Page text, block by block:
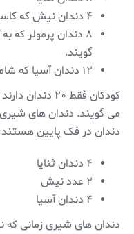
۴ دندان نیش که کاسپید نیز نامیده می شود.
۸ دندان پرمولر که
گویند.
۱۲ دندان آسیا که شامل ۴ دندان عقل نیز می شوند.
کودکان فقط ۲۰
دندان در فک پایین
۴ دندان ثنایا
۲ عدد نیش
۴ دندان آسیا